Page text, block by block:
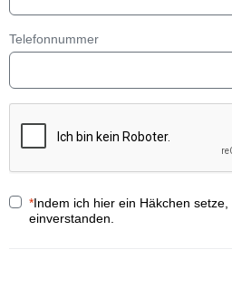
Telefonnummer
*Indem ich hier ein Häkchen
einverstanden.